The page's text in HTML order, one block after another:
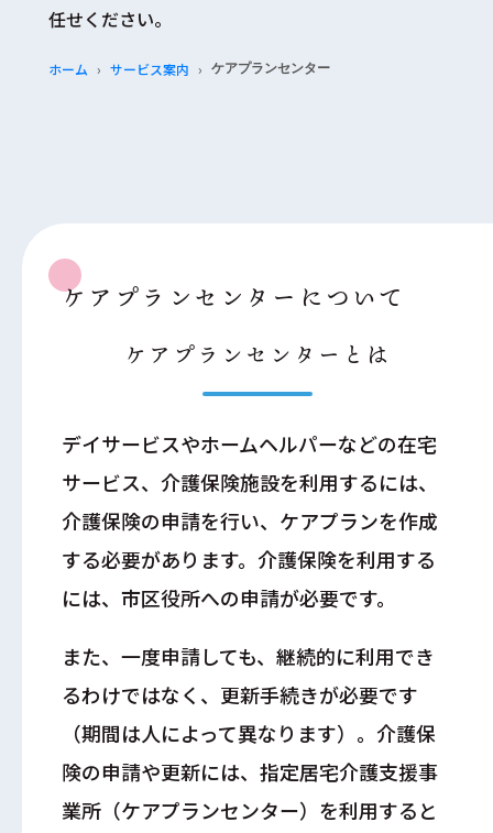
任せください。
ホーム サービス案内 ケアプランセンター
ケアプランセンターについて
ケアプランセンターとは
デイサービスやホームヘルパーなどの在宅
サービス、介護保険施設を利用するには、
介護保険の申請を行い、ケアプランを作成
する必要があります。介護保険を利用する
には、市区役所への申請が必要です。
また、一度申請しても、継続的に利用でき
るわけではなく、更新手続きが必要です
（期間は人によって異なります）。介護保
険の申請や更新には、指定居宅介護支援事
業所（ケアプランセンター）を利用すると